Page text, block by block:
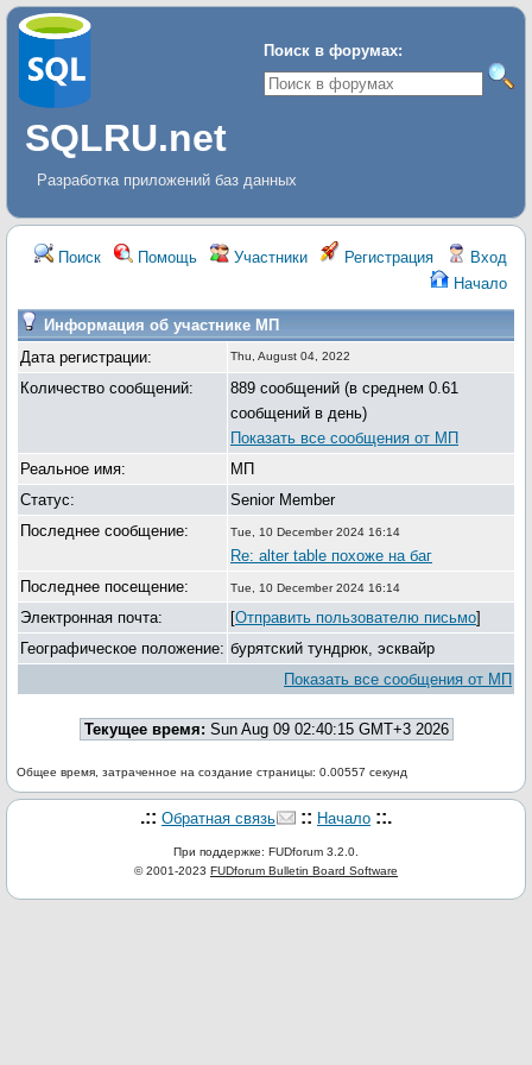
Поиск в форумах:
SQLRU.net
Разработка приложений баз данных
Поиск Помощь Участники Регистрация
Вход
Начало
Информация об участнике МП
Дата регистрации:
Thu, August 04, 2022
Количество сообщений:
889 сообщений (в среднем 0.61
сообщений в день)
Показать все сообщения от МП
Реальное имя:
МП
Статус:
Senior Member
Последнее сообщение:
Tue, 10 December 2024 16:14
Re: alter table похоже на баг
Последнее посещение:
Tue, 10 December 2024 16:14
Электронная почта: [Отправить пользователю письмо]
Географическое положение: бурятский тундрюк, эсквайр
Показать все сообщения от МП
Текущее время: Sun Aug 09 02:40:15 GMT+3 2026
Общее время, затраченное на создание страницы: 0.00557 секунд
.:: Обратная связь :: Начало ::.
При поддержке: FUDforum 3.2.0.
© 2001-2023 FUDforum Bulletin Board Software